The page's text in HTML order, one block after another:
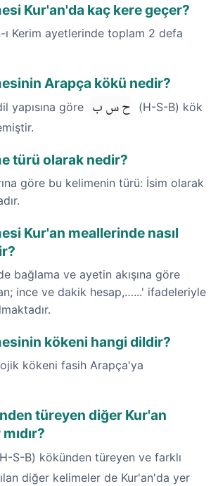
Kur'an'da kaç kere geçer?
ı Kerim ayetlerinde toplam 2 defa
Arapça kökü nedir?
yapısına göre ح س ب
(H-S-B) kök
türü olarak nedir?
göre bu kelimenin türü: İsim olarak
Kur'an meallerinde nasıl
bağlama ve ayetin akışına göre
ince ve dakik hesap,…...' ifadeleriyle
kökeni hangi dildir?
kökeni fasih Arapça'ya
türeyen diğer Kur'an
S-B) kökünden türeyen ve farklı
diğer kelimeler de Kur'an'da yer